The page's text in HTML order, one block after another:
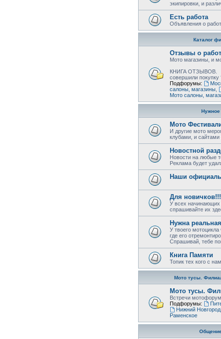
экипировки, и
Есть работа
Объявления о
Каталог
Отзывы о
Мото магазины, и
КНИГА ОТЗЫВОВ.
совершили
Подфорумы:
салоны, магазины
Мото салоны,
Нужное
Мото
И другие мото
клубами, и
Новостной
Новости на любые
Реклама будет
Наши
Для новичков!!!
У всех начинающих
спрашивайте их
Нужна
У твоего
где его
Спрашивай, тебе
Книга Памяти
Топик тех кого с
Мото тусы.
Мото тусы.
Встречи
Подфорумы:
Нижний Новгород,
Раменское